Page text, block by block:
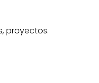
proyectos.